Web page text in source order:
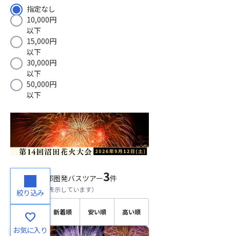
指定なし
10,000円
以下
15,000円
以下
30,000円
以下
50,000円
以下
絞り込み
favorite
お気に入り
検索結果 首都圏発バスツアー3件
1～3件目を表示しています）
おすす
め順
新着順 安い順 高い順